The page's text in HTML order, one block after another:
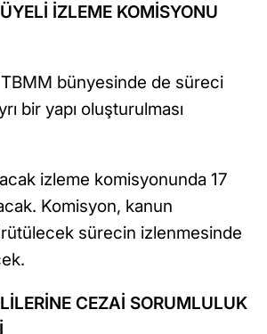
İZLEME KOMİSYONU
bünyesinde de süreci
bir yapı oluşturulması
izleme komisyonunda 17
Komisyon, kanun
sürecin izlenmesinde
CEZAİ SORUMLULUK